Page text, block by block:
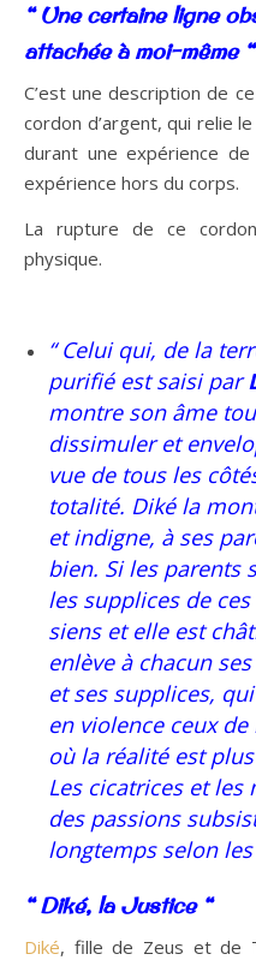
“ Une certaine ligne
attachée à moi-même
C’est une description de
cordon d’argent, qui relie
durant une expérience
expérience hors du corps.
La rupture de ce
physique.
“ Celui qui, de la
purifié est saisi par
montre son âme
dissimuler et
vue de tous les
totalité. Diké la
et indigne, à ses
bien. Si les parents
les supplices de
siens et elle est
enlève à chacun
et ses supplices,
en violence ceux
où la réalité est
Les cicatrices et
des passions
longtemps selon les
“ Diké, la Justice “
Diké, fille de Zeus et de